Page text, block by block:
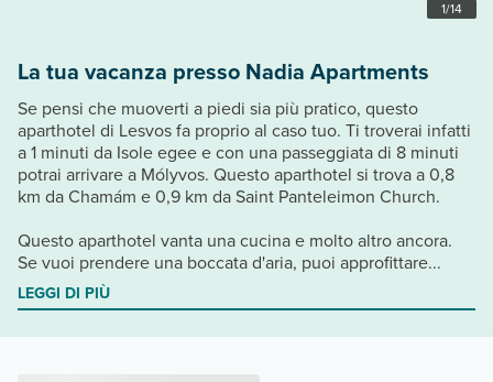
1/14
La tua vacanza presso Nadia Apartments
Se pensi che muoverti a piedi sia più pratico, questo
aparthotel di Lesvos fa proprio al caso tuo. Ti troverai infatti
a 1 minuti da Isole egee e con una passeggiata di 8 minuti
potrai arrivare a Mólyvos. Questo aparthotel si trova a 0,8
km da Chamám e 0,9 km da Saint Panteleimon Church.
Questo aparthotel vanta una cucina e molto altro ancora.
Se vuoi prendere una boccata d'aria, puoi approfittare...
LEGGI DI PIÙ